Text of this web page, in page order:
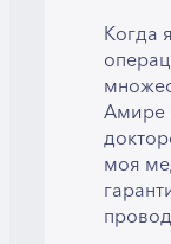
Когда
Амире
моя